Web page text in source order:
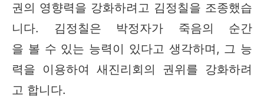
권의 영향력을 강화하려고 김정칠을 조종했습
니다. 김정칠은 박정자가 죽음의 순간
을 볼 수 있는 능력이 있다고 생각하며, 그 능
력을 이용하여 새진리회의 권위를 강화하려
고 합니다.